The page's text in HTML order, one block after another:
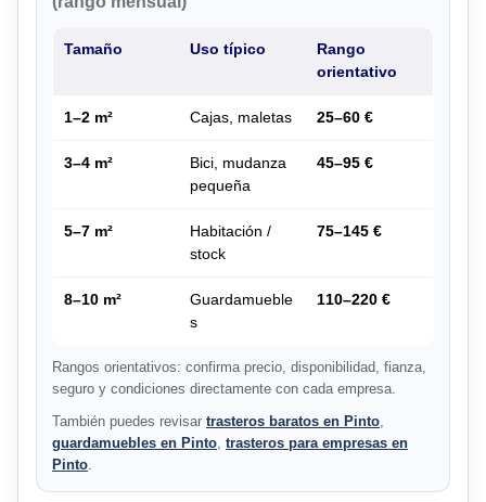
Tamaño Uso típico
Rango
orientativo
1–2 m² Cajas, maletas 25–60 €
3–4 m²
Bici, mudanza
pequeña
45–95 €
5–7 m²
Habitación /
stock
75–145 €
8–10 m²
Guardamueble
s
110–220 €
Rangos orientativos: confirma precio, disponibilidad, fianza,
seguro y condiciones directamente con cada empresa.
También puedes revisar trasteros baratos en Pinto
guardamuebles en Pinto trasteros para empresas en
Pinto